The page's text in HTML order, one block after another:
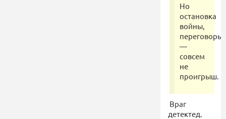
Но
остановка
войны,
переговоры
—
совсем
не
проигрыш.
Враг
детектед.